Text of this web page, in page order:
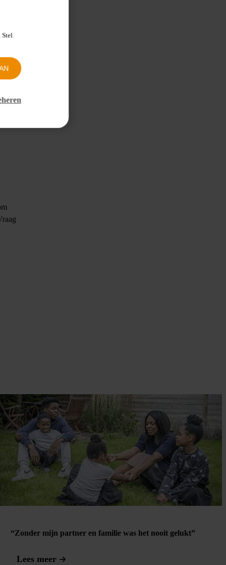
Stel
“Zonder mijn partner en familie was het nooit gelukt”
Lees meer